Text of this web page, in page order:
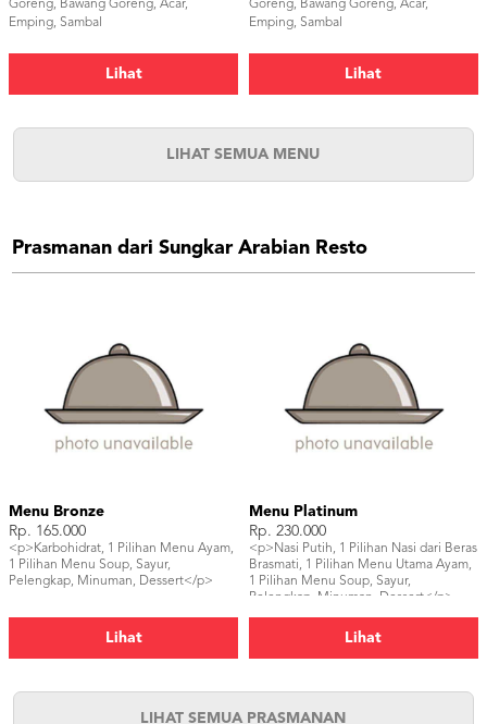
Goreng, Bawang Goreng, Acar,
Emping, Sambal
Lihat
Goreng, Bawang Goreng, Acar,
Emping, Sambal
Lihat
LIHAT SEMUA MENU
Prasmanan dari Sungkar Arabian Resto
Menu Bronze
Rp. 165.000
<p>Karbohidrat, 1 Pilihan Menu Ayam,
1 Pilihan Menu Soup, Sayur,
Pelengkap, Minuman, Dessert</p>
Lihat
Menu Platinum
Rp. 230.000
<p>Nasi Putih, 1 Pilihan Nasi dari Beras
Brasmati, 1 Pilihan Menu Utama Ayam,
1 Pilihan Menu Soup, Sayur,
Pelengkap, Minuman, Dessert</p>
Lihat
LIHAT SEMUA PRASMANAN